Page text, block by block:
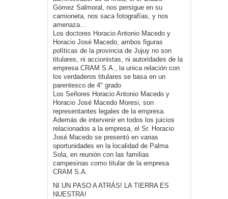
Gómez Salmoral, nos persigue en su
camioneta, nos saca fotografías, y nos
amenaza…
Los doctores Horacio Antonio Macedo y
Horacio José Macedo, ambos figuras
políticas de la provincia de Jujuy no son
titulares, ni accionistas, ni autoridades de la
empresa CRAM S.A., la unica relación con
los verdaderos titulares se basa en un
parentesco de 4° grado
Los Señores Horacio Antonio Macedo y
Horacio José Macedo Moresi, son
representantes legales de la empresa.
Además de intervenir en todos los juicios
relacionados a la empresa, el Sr. Horacio
José Macedo se presentó en varias
oportunidades en la localidad de Palma
Sola, en reunión con las familias
campesinas como titular de la empresa
CRAM S.A.
NI UN PASO A ATRÁS! LA TIERRA ES
NUESTRA!